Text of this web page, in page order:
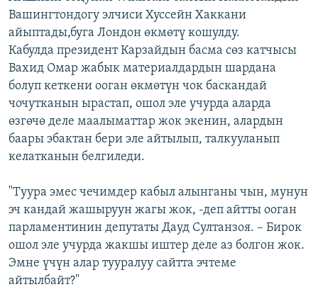
Вашингтондогу элчиси Хуссейн Хаккани
айыптады,буга Лондон өкмөтү кошулду.
Кабулда президент Карзайдын басма сөз катчысы
Вахид Омар жабык материалдардын шардана
болуп кеткени ооган өкмөтүн чок баскандай
чочутканын ырастап, ошол эле учурда аларда
өзгөчө деле маалыматтар жок экенин, алардын
баары эбактан бери эле айтылып, талкууланып
келатканын белгиледи.
"Туура эмес чечимдер кабыл алынганы чын, мунун
эч кандай жашыруун жагы жок, -деп айтты ооган
парламентинин депутаты Дауд Султанзоя. – Бирок
ошол эле учурда жакшы иштер деле аз болгон жок.
Эмне үчүн алар тууралуу сайтта эчтеме
айтылбайт?"